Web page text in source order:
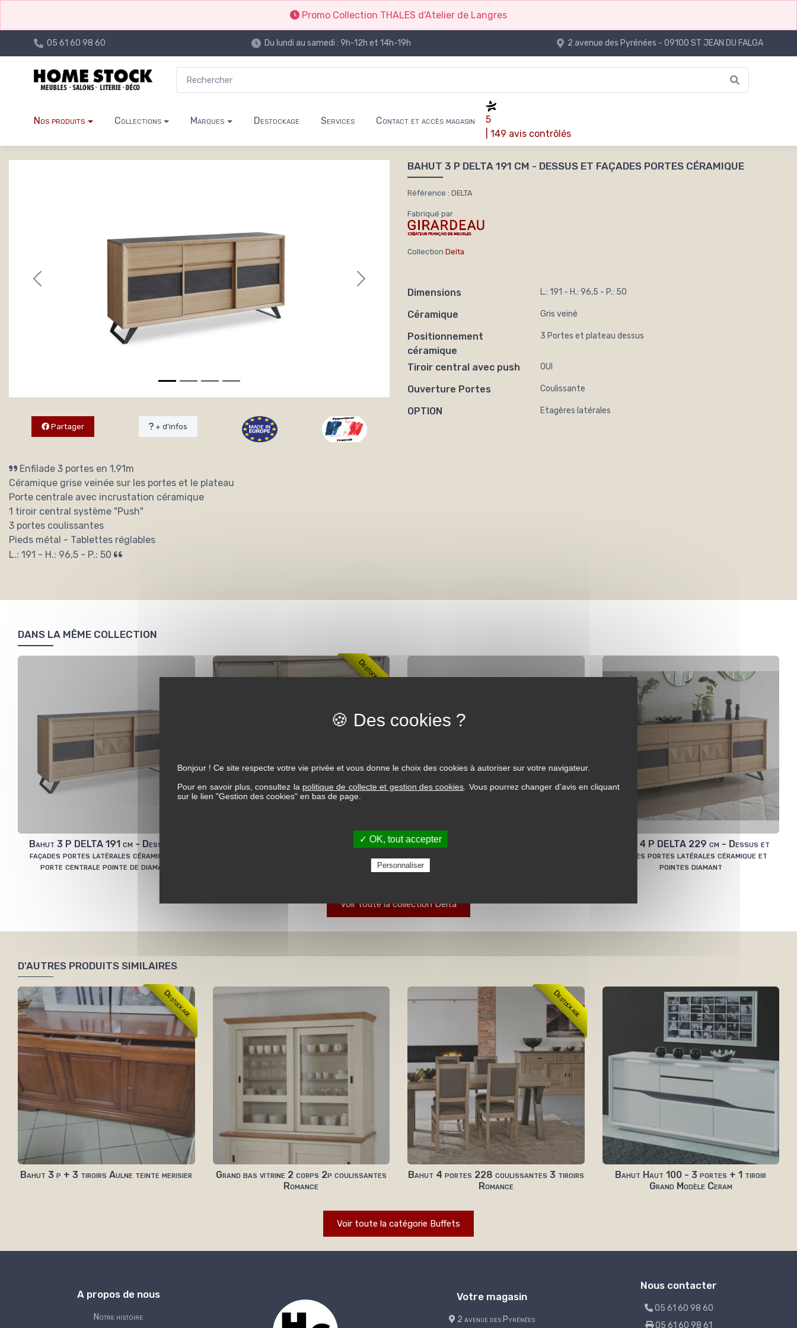
Promo Collection THALES d'Atelier de Langres
05 61 60 98 60 Du lundi au samedi : 9h-12h et 14h-19h 2 avenue des Pyrénées - 09100 ST JEAN DU FALGA
Nos produits Collections Marques Destockage Services Contact et accès magasin
5
| 149 avis contrôlés
Partager + d'infos
Enfilade 3 portes en 1,91m
Céramique grise veinée sur les portes et le plateau
Porte centrale avec incrustation céramique
1 tiroir central système "Push"
3 portes coulissantes
Pieds métal - Tablettes réglables
L.: 191 - H.: 96,5 - P.: 50
BAHUT 3 P DELTA 191 CM - DESSUS ET FAÇADES PORTES CÉRAMIQUE
Référence : DELTA
Fabriqué par
Collection Delta
Dimensions L.: 191 - H.: 96,5 - P.: 50
Céramique Gris veiné
Positionnement
céramique
3 Portes et plateau dessus
Tiroir central avec push OUI
Ouverture Portes Coulissante
OPTION Etagères latérales
DANS LA MÊME COLLECTION
Bahut 3 P DELTA 191 cm - Dessus et
façades portes latérales céramique et
porte centrale pointe de diamant
Destockage
Rangement 4 portes - 1 abattant - 1 niche
Bibus 2 Portes DELTA avec Céramique
Bahut 4 P DELTA 229 cm - Dessus et
façades portes latérales céramique et
pointes diamant
Voir toute la collection Delta
D'AUTRES PRODUITS SIMILAIRES
Destockage
Bahut 3 p + 3 tiroirs Aulne teinte merisier
Grand bas vitrine 2 corps 2p coulissantes
Romance
Destockage
Bahut 4 portes 228 coulissantes 3 tiroirs
Romance
Bahut Haut 100 - 3 portes + 1 tiroir
Grand Modèle Ceram
Voir toute la catégorie Buffets
A propos de nous
Notre histoire
Votre magasin
2 avenue des Pyrénées
Nous contacter
05 61 60 98 60
05 61 60 98 61
Bonjour ! Ce site respecte votre vie privée et vous donne le choix des cookies à autoriser sur votre navigateur.
Pour en savoir plus, consultez la politique de collecte et gestion des cookies . Vous pourrez changer d'avis en cliquant
sur le lien "Gestion des cookies" en bas de page.
✓ OK, tout accepter
Personnaliser